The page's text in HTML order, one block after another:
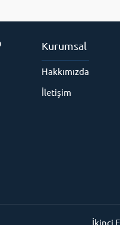
Kurumsal
Hakkımızda
İletişim
İkinci